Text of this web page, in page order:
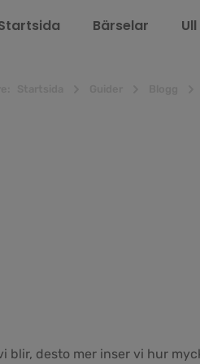
till huvudnavigering
Bärselar
blir, desto mer inser vi hur